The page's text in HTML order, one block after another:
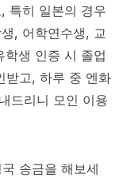
특히 일본의 경우
, 어학연수생, 교
학생 인증 시 졸업
받고, 하루 중 엔화
드리니 모인 이용
송금을 해보세